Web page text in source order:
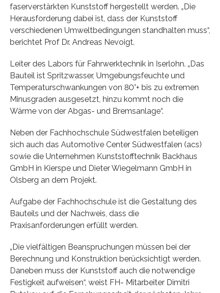
faserverstärkten Kunststoff hergestellt werden. „Die
Herausforderung dabei ist, dass der Kunststoff
verschiedenen Umweltbedingungen standhalten muss“,
berichtet Prof Dr. Andreas Nevoigt.
Leiter des Labors für Fahrwerktechnik in Iserlohn. „Das
Bauteil ist Spritzwasser, Umgebungsfeuchte und
Temperaturschwankungen von 80°+ bis zu extremen
Minusgraden ausgesetzt, hinzu kommt noch die
Wärme von der Abgas- und Bremsanlage“.
Neben der Fachhochschule Südwestfalen beteiligen
sich auch das Automotive Center Südwestfalen (acs)
sowie die Unternehmen Kunststofftechnik Backhaus
GmbH in Kierspe und Dieter Wiegelmann GmbH in
Olsberg an dem Projekt.
Aufgabe der Fachhochschule ist die Gestaltung des
Bauteils und der Nachweis, dass die
Praxisanforderungen erfüllt werden.
„Die vielfältigen Beanspruchungen müssen bei der
Berechnung und Konstruktion berücksichtigt werden.
Daneben muss der Kunststoff auch die notwendige
Festigkeit aufweisen“, weist FH- Mitarbeiter Dimitri